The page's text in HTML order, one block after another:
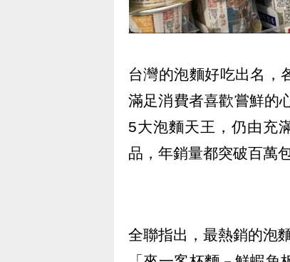
台灣的泡麵好吃出名，
滿足消費者喜歡嘗鮮的
5大泡麵天王，仍由充
品，年銷量都突破百萬
全聯指出，最熱銷的泡